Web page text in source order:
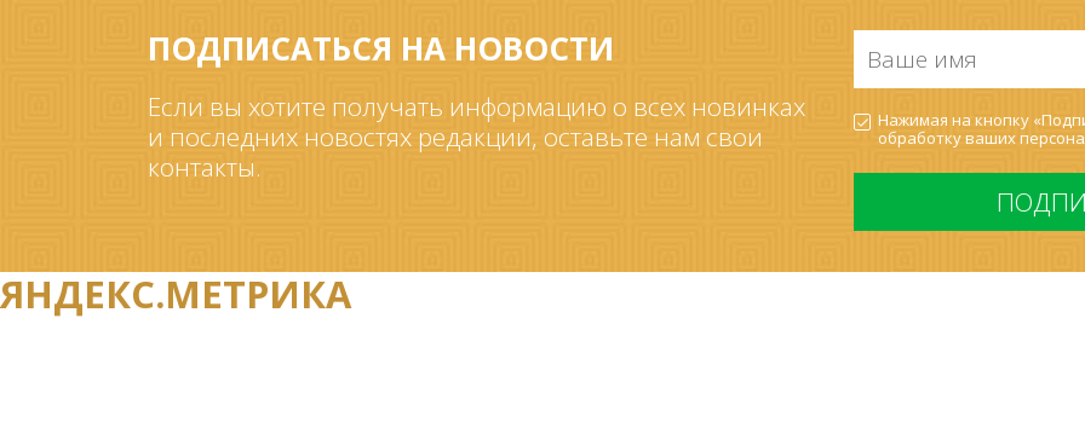
ПОДПИСАТЬСЯ НА НОВОСТИ
Если вы хотите получать информацию о всех новинках
и последних новостях редакции, оставьте нам свои
контакты.
имя
*
Согласие
на
обработку
*
Нажимая на кнопку
обработку ваших
ЯНДЕКС.МЕТРИКА